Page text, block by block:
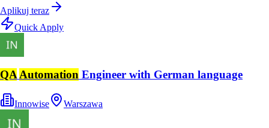
Aplikuj teraz
Quick Apply
QA Automation Engineer with German language
Innowise Warszawa